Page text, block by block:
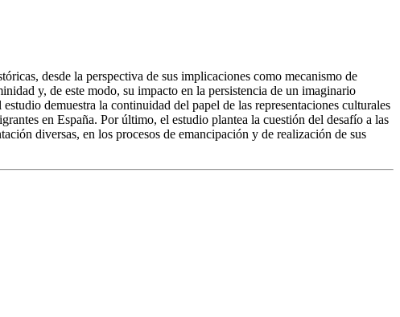
desde la perspectiva de sus implicaciones como mecanismo de
y, de este modo, su impacto en la persistencia de un imaginario
demuestra la continuidad del papel de las representaciones culturales
en España. Por último, el estudio plantea la cuestión del desafío a las
diversas, en los procesos de emancipación y de realización de sus